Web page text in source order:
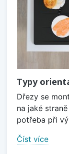
Typy
Dřezy se
na jaké
potřeba při
Číst více